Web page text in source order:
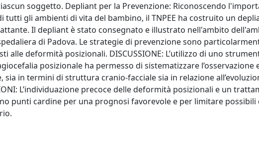
soggetto. Depliant per la Prevenzione: Riconoscendo
tutti gli ambienti di vita del bambino, il TNPEE ha costruito un
Il depliant è stato consegnato e illustrato nell'ambito
di Padova. Le strategie di prevenzione sono
alle deformità posizionali. DISCUSSIONE: L’utilizzo di uno
posizionale ha permesso di sistematizzare l’osservazione
sia in termini di struttura cranio-facciale sia in relazione
L’individuazione precoce delle deformità posizionali e un
punti cardine per una prognosi favorevole e per limitare